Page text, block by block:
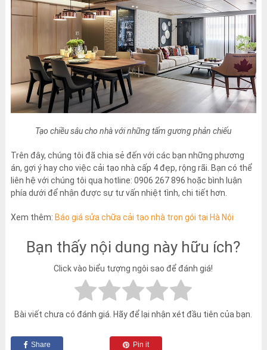
Tạo chiều sâu cho nhà với những tấm gương phản chiếu
Trên đây, chúng tôi đã chia sẻ đến với các bạn những phương
án, gợi ý hay cho việc cải tạo nhà cấp 4 đẹp, rộng rãi. Bạn có thể
liên hệ với chúng tôi qua hotline: 0906 267 896 hoặc bình luận
phía dưới để nhận được sự tư vấn nhiệt tình, chi tiết hơn.
Xem thêm: Báo giá sửa chữa cải tạo nhà trọn gói tại Hà Nội
Bạn thấy nội dung này hữu ích?
Click vào biểu tượng ngôi sao để đánh giá!
Bài viết chưa có đánh giá. Hãy để lại nhận xét đầu tiên của bạn.
Share Pin it